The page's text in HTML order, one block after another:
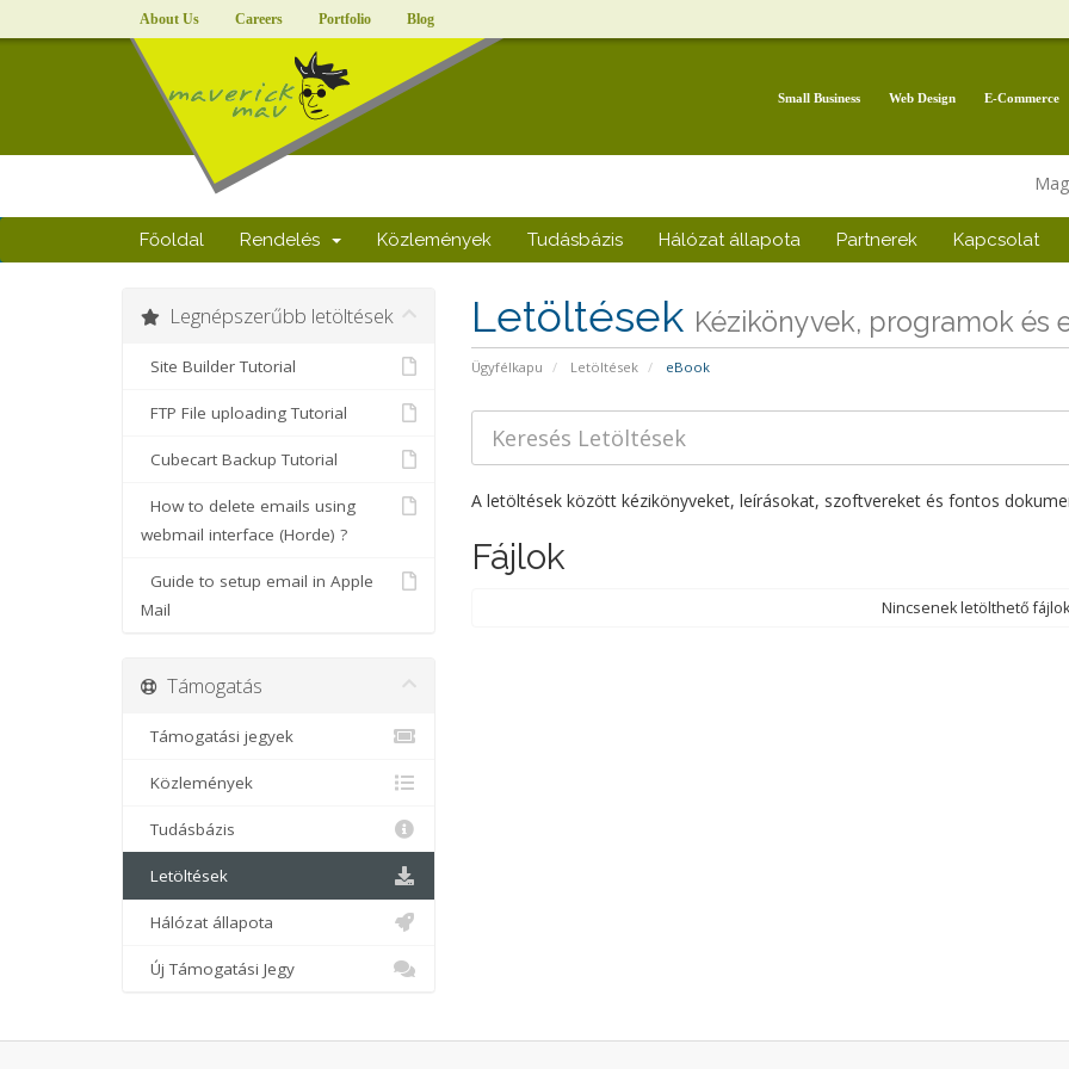
About Us Careers Portfolio Blog
Small Business Web Design E-Commerce
Főoldal Rendelés Közlemények Tudásbázis Hálózat állapota Partnerek Kapcsolat
Letöltések Kézikönyvek, programok és
Ügyfélkapu Letöltések eBook
A letöltések között kézikönyveket, leírásokat, szoftvereket és fontos
Fájlok
Nincsenek letölthető
Legnépszerűbb letöltések
Site Builder Tutorial
FTP File uploading Tutorial
Cubecart Backup Tutorial
How to delete emails using
webmail interface (Horde) ?
Guide to setup email in Apple
Mail
Támogatás
Támogatási jegyek
Közlemények
Tudásbázis
Letöltések
Hálózat állapota
Új Támogatási Jegy